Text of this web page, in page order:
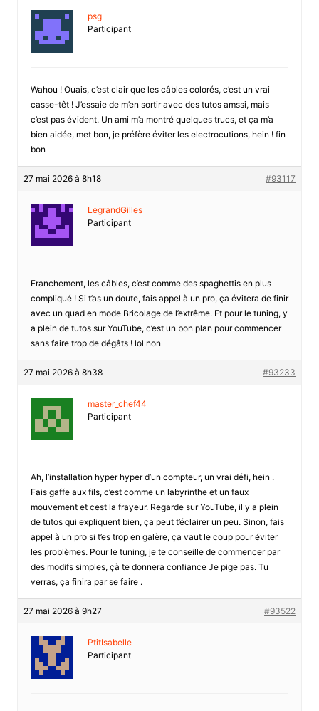
psg
Participant
Wahou ! Ouais, c’est clair que les câbles colorés, c’est un vrai
casse-têt ! J’essaie de m’en sortir avec des tutos amssi, mais
c’est pas évident. Un ami m’a montré quelques trucs, et ça m’a
bien aidée, met bon, je préfère éviter les electrocutions, hein ! fin
bon
27 mai 2026 à 8h18 #93117
LegrandGilles
Participant
Franchement, les câbles, c’est comme des spaghettis en plus
compliqué ! Si t’as un doute, fais appel à un pro, ça évitera de finir
avec un quad en mode Bricolage de l’extrême. Et pour le tuning, y
a plein de tutos sur YouTube, c’est un bon plan pour commencer
sans faire trop de dégâts ! lol non
27 mai 2026 à 8h38 #93233
master_chef44
Participant
Ah, l’installation hyper hyper d’un compteur, un vrai défi, hein .
Fais gaffe aux fils, c’est comme un labyrinthe et un faux
mouvement et cest la frayeur. Regarde sur YouTube, il y a plein
de tutos qui expliquent bien, ça peut t’éclairer un peu. Sinon, fais
appel à un pro si t’es trop en galère, ça vaut le coup pour éviter
les problèmes. Pour le tuning, je te conseille de commencer par
des modifs simples, çà te donnera confiance Je pige pas. Tu
verras, ça finira par se faire .
27 mai 2026 à 9h27 #93522
PtitIsabelle
Participant